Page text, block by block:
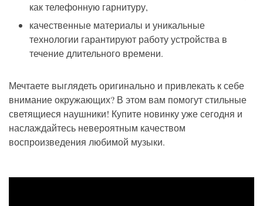
как телефонную гарнитуру,
качественные материалы и уникальные
технологии гарантируют работу устройства в
течение длительного времени.
Мечтаете выглядеть оригинально и привлекать к себе
внимание окружающих? В этом вам помогут стильные
светящиеся наушники! Купите новинку уже сегодня и
наслаждайтесь невероятным качеством
воспроизведения любимой музыки.